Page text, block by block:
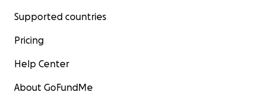
Supported countries
Pricing
Help Center
About GoFundMe